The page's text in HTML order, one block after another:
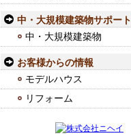
中・大規模建築物サポート
中・大規模建築物
お客様からの情報
モデルハウス
リフォーム